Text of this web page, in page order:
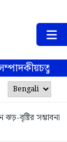
বৃষ্টির সম্ভাবনা